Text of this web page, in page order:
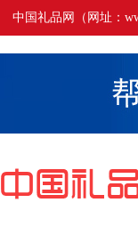
中国礼品网（网址：